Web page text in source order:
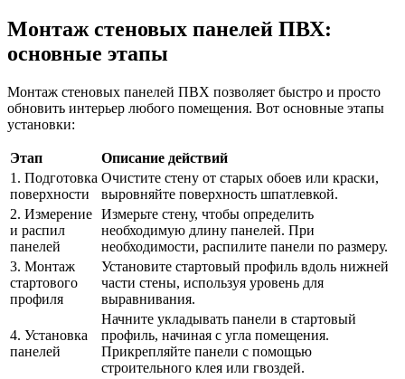
Монтаж стеновых панелей ПВХ:
основные этапы
Монтаж стеновых панелей ПВХ позволяет быстро и просто
обновить интерьер любого помещения. Вот основные этапы
установки:
Этап
Описание действий
1. Подготовка
поверхности
Очистите стену от старых обоев или краски,
выровняйте поверхность шпатлевкой.
2. Измерение
и распил
панелей
Измерьте стену, чтобы определить
необходимую длину панелей. При
необходимости, распилите панели по размеру.
3. Монтаж
стартового
профиля
Установите стартовый профиль вдоль нижней
части стены, используя уровень для
выравнивания.
4. Установка
панелей
Начните укладывать панели в стартовый
профиль, начиная с угла помещения.
Прикрепляйте панели с помощью
строительного клея или гвоздей.